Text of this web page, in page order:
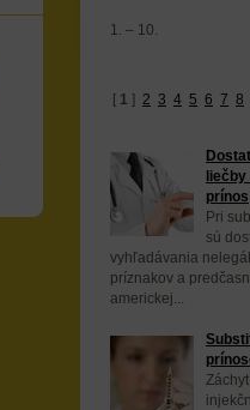
1. – 10.
[ 1 ] 2 3 4 5 6 7 8
liečby
prínos
Pri
sú
vyhľadávania
príznakov a
americkej...